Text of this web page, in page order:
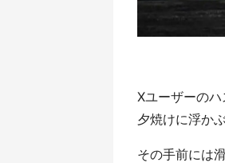
Xユーザーの
夕焼けに浮か
その手前には